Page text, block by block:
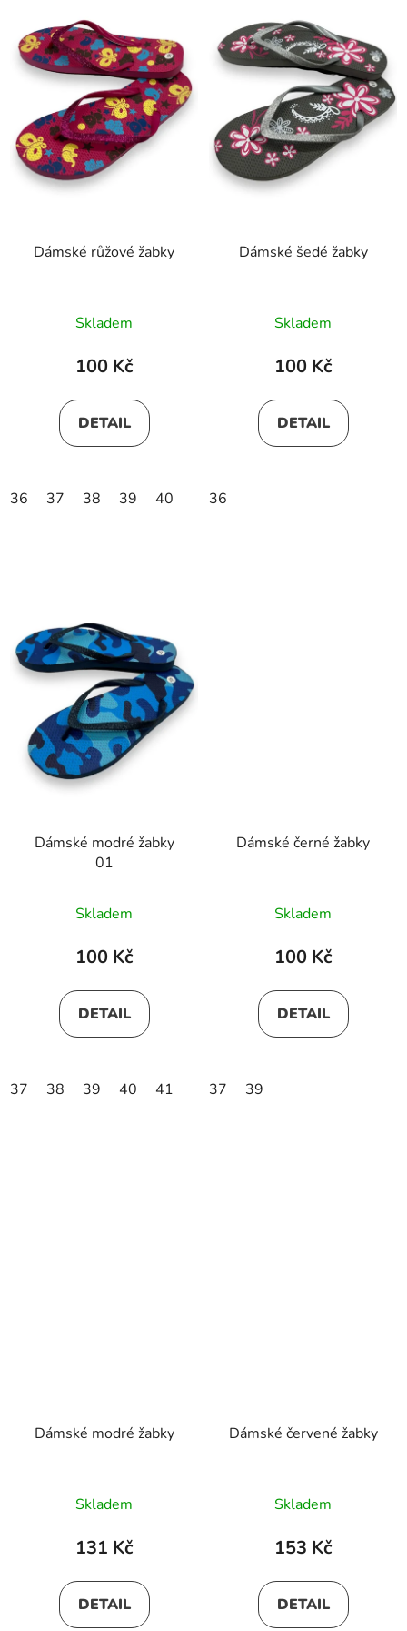
u
k
s
p
d
u
Dámské růžové žabky
Skladem
100 Kč
DETAIL
36 37 38 39 40
Dámské šedé žabky
Skladem
100 Kč
DETAIL
36
Dámské modré žabky
01
Skladem
100 Kč
DETAIL
37 38 39 40 41
Dámské černé žabky
Skladem
100 Kč
DETAIL
37 39
Dámské modré žabky
Skladem
131 Kč
DETAIL
Dámské červené žabky
Skladem
153 Kč
DETAIL